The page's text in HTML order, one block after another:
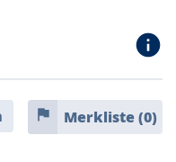
info
flag Merkliste (0)